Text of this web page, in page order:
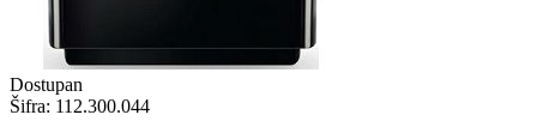
Dostupan
Šifra: 112.300.044